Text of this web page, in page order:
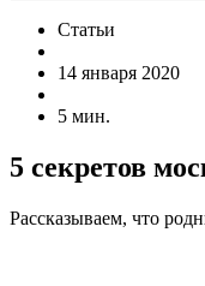
Статьи
14 января 2020
5 мин.
5 секретов
Рассказываем, что